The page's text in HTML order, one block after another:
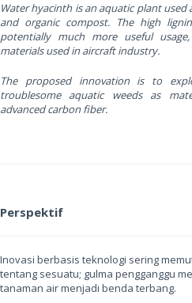
Water hyacinth is an aquatic plant used
and organic compost. The high
potentially much more useful
materials used in aircraft industry.
The proposed innovation is to
troublesome aquatic weeds as
advanced carbon fiber.
Perspektif
Inovasi berbasis teknologi sering
tentang sesuatu; gulma pengganggu
tanaman air menjadi benda terbang.